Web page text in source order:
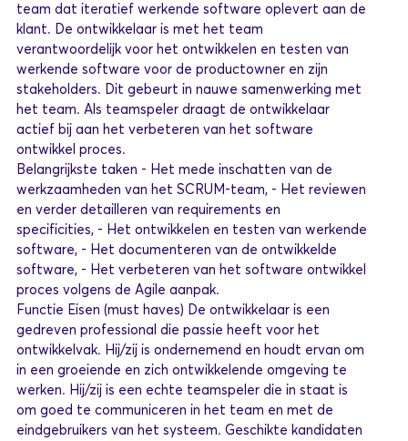
team dat iteratief werkende software oplevert aan de
klant. De ontwikkelaar is met het team
verantwoordelijk voor het ontwikkelen en testen van
werkende software voor de productowner en zijn
stakeholders. Dit gebeurt in nauwe samenwerking met
het team. Als teamspeler draagt de ontwikkelaar
actief bij aan het verbeteren van het software
ontwikkel proces.
Belangrijkste taken - Het mede inschatten van de
werkzaamheden van het SCRUM-team, - Het reviewen
en verder detailleren van requirements en
specificities, - Het ontwikkelen en testen van werkende
software, - Het documenteren van de ontwikkelde
software, - Het verbeteren van het software ontwikkel
proces volgens de Agile aanpak.
Functie Eisen (must haves) De ontwikkelaar is een
gedreven professional die passie heeft voor het
ontwikkelvak. Hij/zij is ondernemend en houdt ervan om
in een groeiende en zich ontwikkelende omgeving te
werken. Hij/zij is een echte teamspeler die in staat is
om goed te communiceren in het team en met de
eindgebruikers van het systeem. Geschikte kandidaten